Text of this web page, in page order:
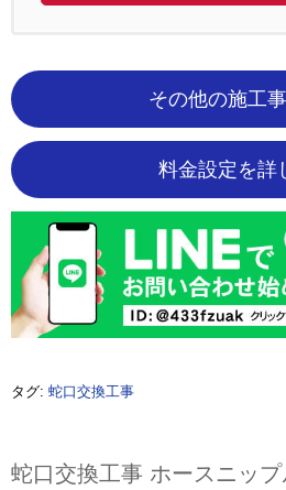
その他の施工
料金設定を詳
タグ: 蛇口交換工事
蛇口交換工事 ホースニッ